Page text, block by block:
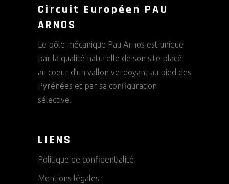
Circuit Européen PAU
ARNOS
Le pôle mécanique Pau Arnos est unique
par la qualité naturelle de son site placé
au coeur d’un vallon verdoyant au pied des
Pyrénées et par sa configuration
sélective.
LIENS
Politique de confidentialité
Mentions légales